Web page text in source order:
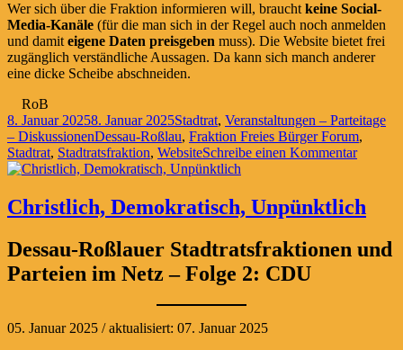
Wer sich über die Fraktion informieren will, braucht keine Social-
Media-Kanäle (für die man sich in der Regel auch noch anmelden
und damit eigene Daten preisgeben muss). Die Website bietet frei
zugänglich verständliche Aussagen. Da kann sich manch anderer
eine dicke Scheibe abschneiden.
RoB
Veröffentlicht
am
8. Januar 20258. Januar 2025Kategorien
Stadtrat, Veranstaltungen – Parteitage
– DiskussionenSchlagwörter
Dessau-Roßlau, Fraktion Freies Bürger Forum,
Stadtrat, Stadtratsfraktion, WebsiteSchreibe einen Kommentarzu
stark
Christlich, Demokratisch, Unpünktlich
Dessau-Roßlauer Stadtratsfraktionen und
Parteien im Netz – Folge 2: CDU
05. Januar 2025 / aktualisiert: 07. Januar 2025